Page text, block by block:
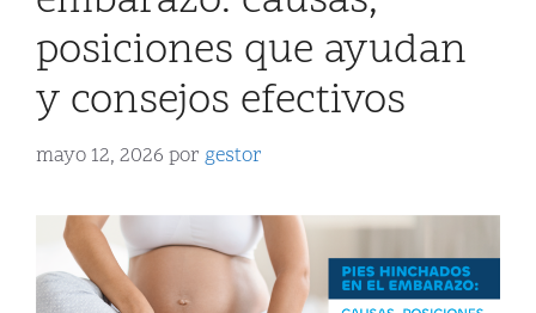
posiciones que ayudan
y consejos efectivos
mayo 12, 2026 por gestor